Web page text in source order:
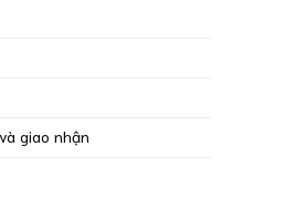
giao nhận